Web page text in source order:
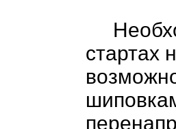
стартах